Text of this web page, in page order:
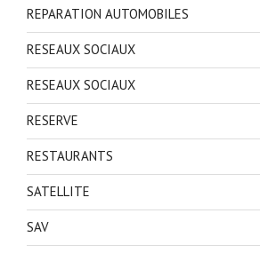
REPARATION AUTOMOBILES
RESEAUX SOCIAUX
RESEAUX SOCIAUX
RESERVE
RESTAURANTS
SATELLITE
SAV